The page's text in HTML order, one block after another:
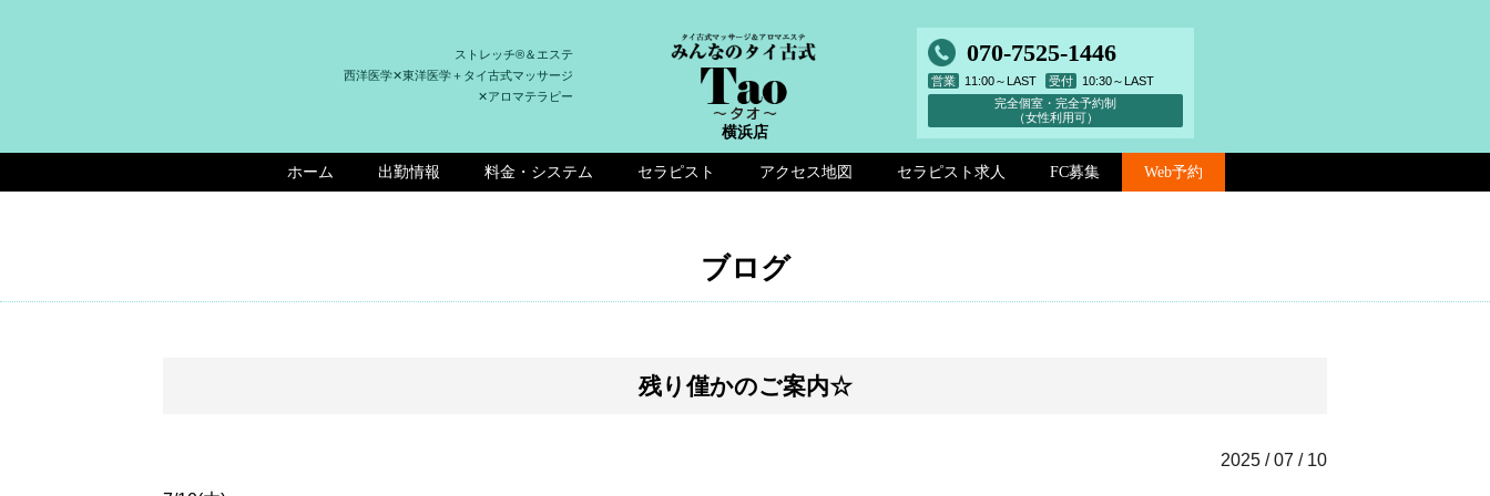
ストレッチ®＆エステ
西洋医学✕東洋医学＋タイ古式マッサージ
✕アロマテラピー
横浜店
070-7525-1446
営業 11:00～LAST 受付
10:30～LAST
完全個室・完全予約制
（女性利用可）
ホーム 出勤情報 料金・システム セラピスト アクセス地図 セラピスト求人 FC募集 Web予約
ブログ
残り僅かのご案内☆
2025 / 07 / 10